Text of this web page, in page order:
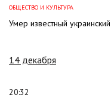
ОБЩЕСТВО И КУЛЬТУРА
Умер известный
14 декабря
20:32